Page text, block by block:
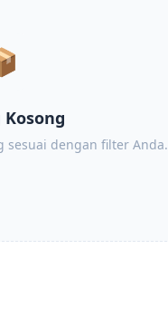
sesuai dengan filter Anda.